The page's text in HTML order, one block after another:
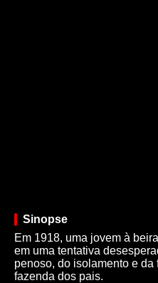
Sinopse
Em 1918, uma jovem à
em uma tentativa
penoso, do isolamento e da
fazenda dos pais.